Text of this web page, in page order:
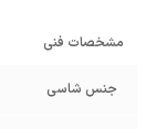
مشخصات فنی
جنس شاسی